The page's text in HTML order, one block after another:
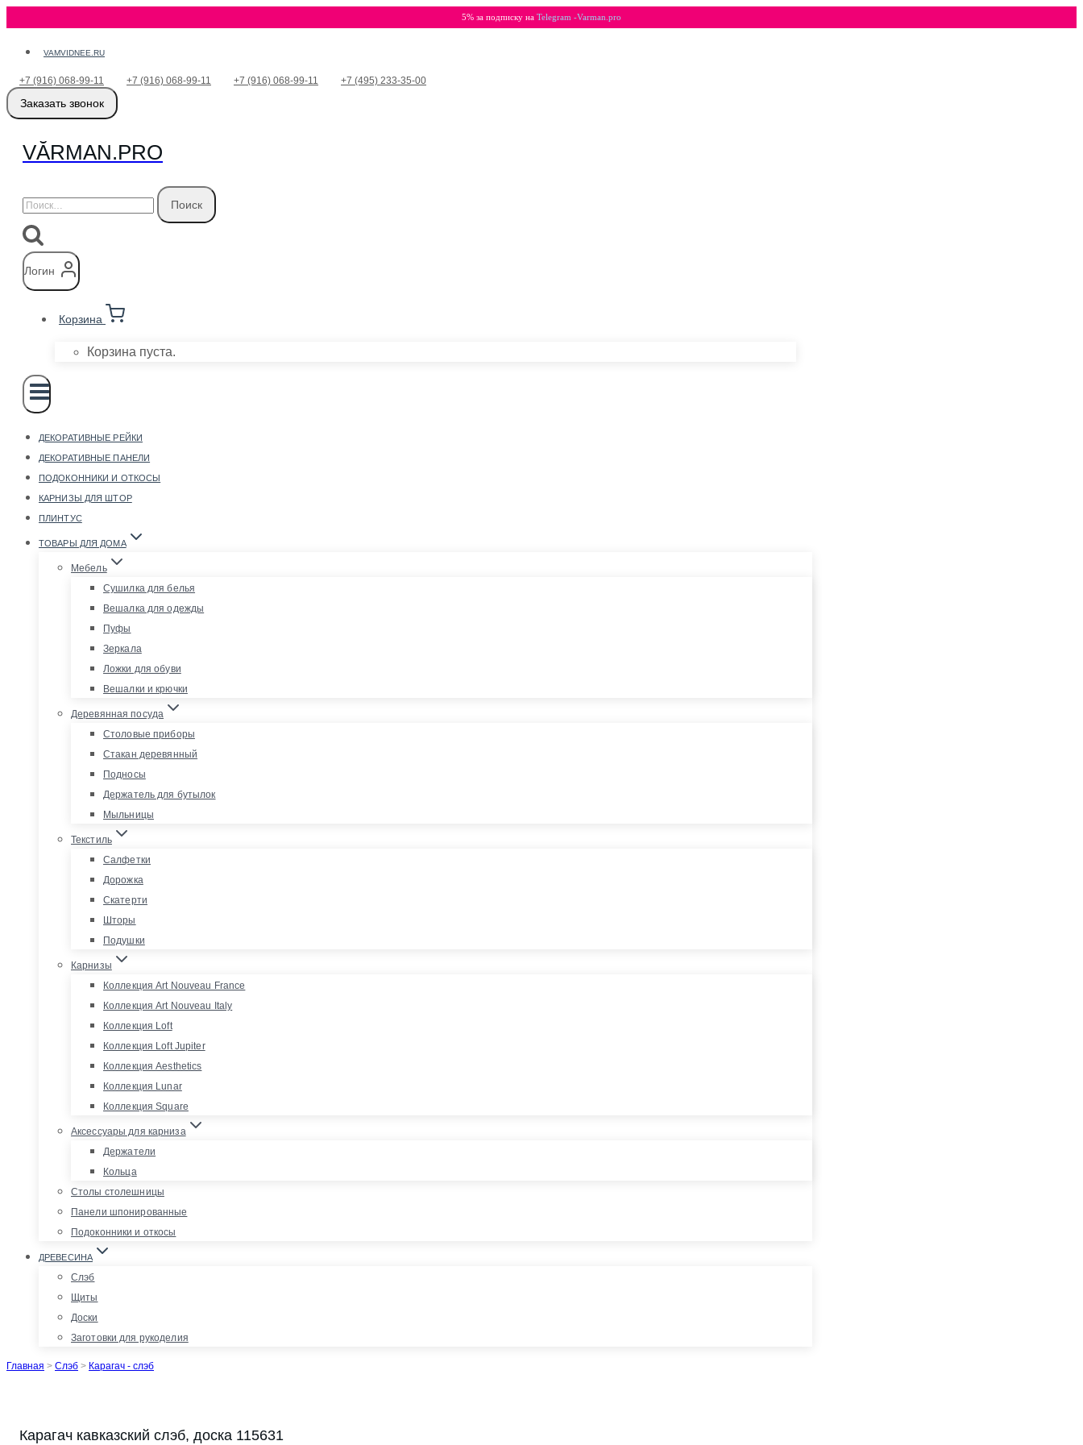
5% за подписку на Telegram -Varman.pro
Перейти
содержимому
VAMVIDNEE.RU
+7 (916) 068-99-11 +7 (916) 068-99-11 +7 (916) 068-99-11 +7 (495) 233-35-00
Заказать звонок
VӐRMAN.PRO
Найти:
Логин
Корзина
Корзина пуста.
ДЕКОРАТИВНЫЕ РЕЙКИ
ДЕКОРАТИВНЫЕ ПАНЕЛИ
ПОДОКОННИКИ И ОТКОСЫ
КАРНИЗЫ ДЛЯ ШТОР
ПЛИНТУС
ТОВАРЫ ДЛЯ ДОМА
Мебель
Сушилка для белья
Вешалка для одежды
Пуфы
Зеркала
Ложки для обуви
Вешалки и крючки
Деревянная посуда
Столовые приборы
Стакан деревянный
Подносы
Держатель для бутылок
Мыльницы
Текстиль
Салфетки
Дорожка
Скатерти
Шторы
Подушки
Карнизы
Коллекция Art Nouveau France
Коллекция Art Nouveau Italy
Коллекция Loft
Коллекция Loft Jupiter
Коллекция Aesthetics
Коллекция Lunar
Коллекция Square
Аксессуары для карниза
Держатели
Кольца
Столы столешницы
Панели шпонированные
Подоконники и откосы
ДРЕВЕСИНА
Слэб
Щиты
Доски
Заготовки для рукоделия
Главная > Слэб > Карагач - слэб
Карагач кавказский слэб, доска 115631